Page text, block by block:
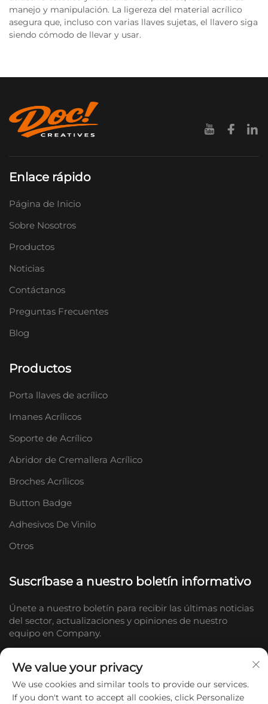
manejo y manipulación. La ligereza del material acrílico
asegura que, incluso con varias llaves sujetas, el llavero siga
siendo cómodo de llevar y usar.
Enlace rápido
Página de Inicio
Sobre Nosotros
Productos
Noticias
Contáctanos
Preguntas Frecuentes
Blog
Productos
Porta llaves de acrílico
Imanes Acrílicos
Soporte de Acrílico
Abridor de Cremallera Acrílico
Broches Acrílicos
Button Badge
Adhesivos De Vinilo
Otros
Suscríbase a nuestro boletín informativo
Únete a nuestro boletín para recibir las últimas noticias
del sector, actualizaciones y opiniones de nuestro
equipo en Company.
We value your privacy
We use cookies and similar tools to provide our services.
If you don't want to accept all cookies, click Personalize